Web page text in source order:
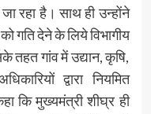
रहा है। साथ ही उन्होंने
गति देने के लिये विभागीय
तहत गांव में उद्यान, कृषि,
द्वारा नियमित
कि मुख्यमंत्री शीघ्र ही